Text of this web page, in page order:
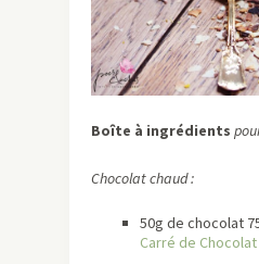
Boîte à ingrédients
Chocolat chaud :
50g de chocolat
Carré de Chocolat